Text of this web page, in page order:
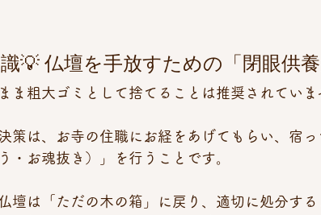
識💡 仏壇を手放すための「閉眼供
ま粗大ゴミとして捨てることは推奨されていま
策は、お寺の住職にお経をあげてもらい、宿
・お魂抜き）」を行うことです。
壇は「ただの木の箱」に戻り、適切に処分する